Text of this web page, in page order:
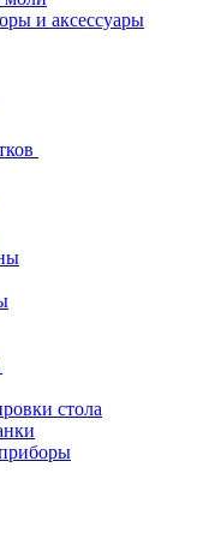
и аксессуары
стола